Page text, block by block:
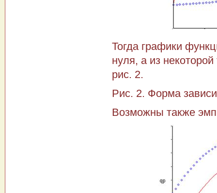
Тогда графики
нуля, а из
рис. 2.
Рис. 2. Форма
Возможны также